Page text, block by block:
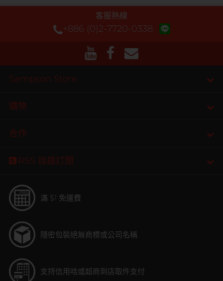
客服熱線
+886 (0)2-7720-0338
Sampson Store
購物
合作
RSS 目錄訂閲
滿 $1 免運費
隱密包裝絕無商標或公司名稱
支持信用咭或超商到店取件支付